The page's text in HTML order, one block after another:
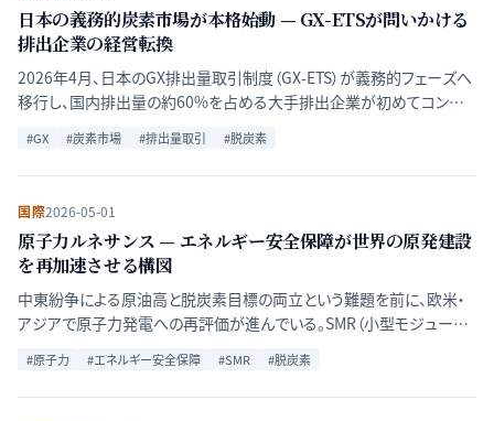
日本の義務的炭素市場が本格始動 — GX-ETSが問いかける
排出企業の経営転換
2026年4月、日本のGX排出量取引制度（GX-ETS）が義務的フェーズへ
移行し、国内排出量の約60%を占める大手排出企業が初めてコンプラ
する。
#GX #炭素市場 #排出量取引 #脱炭素
国際2026-05-01
原子力ルネサンス — エネルギー安全保障が世界の原発建設
を再加速させる構図
中東紛争による原油高と脱炭素目標の両立という難題を前に、欧米・
アジアで原子力発電への再評価が進んでいる。SMR（小型モジュール
#原子力 #エネルギー安全保障 #SMR #脱炭素